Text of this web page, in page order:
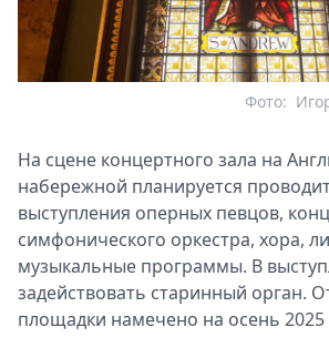
Фото:
На сцене концертного зала на
набережной планируется
выступления оперных певцов,
симфонического оркестра, хора,
музыкальные программы. В
задействовать старинный орган.
площадки намечено на осень 2025